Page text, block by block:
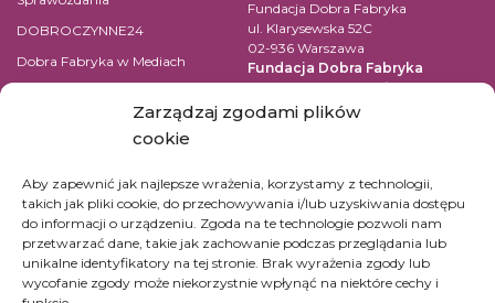
Zarządzaj zgodami plików
cookie
Aby zapewnić jak najlepsze wrażenia, korzystamy z technologii,
takich jak pliki cookie, do przechowywania i/lub uzyskiwania dostępu
do informacji o urządzeniu. Zgoda na te technologie pozwoli nam
przetwarzać dane, takie jak zachowanie podczas przeglądania lub
unikalne identyfikatory na tej stronie. Brak wyrażenia zgody lub
wycofanie zgody może niekorzystnie wpłynąć na niektóre cechy i
DOBROCZYNNE24
Dobra Fabryka w Mediach
Polityka prywatności
Fundacja Dobra Fabryka
ul. Klarysewska 52C
02-936 Warszawa
Fundacja Dobra Fabryka
ul. Pomiechowska 47/14
04-694 Warszawa
KRS: 0000519542
Numer konta dla wpłat w PLN:
45 1090 1883 0000 0001 2390
7365
Konta dla innych walut kliknij